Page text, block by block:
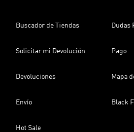
Buscador de Tiendas Dudas
Solicitar mi Devolución Pago
Devoluciones Mapa
Envío Black
Hot Sale